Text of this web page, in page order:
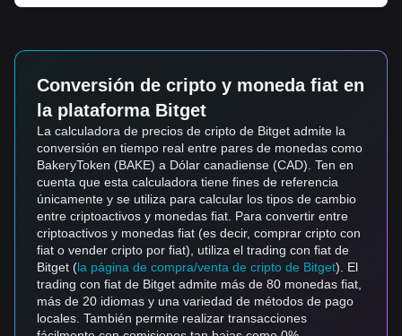
Conversión de cripto y moneda fiat en
la plataforma Bitget
La calculadora de precios de cripto de Bitget admite la
conversión en tiempo real entre pares de monedas como
BakeryToken (BAKE) a Dólar canadiense (CAD). Ten en
cuenta que esta calculadora tiene fines de referencia
únicamente y se utiliza para calcular los tipos de cambio
entre criptoactivos y monedas fiat. Para convertir entre
criptoactivos y monedas fiat (es decir, comprar cripto con
fiat o vender cripto por fiat), utiliza el trading con fiat de
Bitget (la página de compra/venta de cripto de Bitget). El
trading con fiat de Bitget admite más de 80 monedas fiat,
más de 20 idiomas y una variedad de métodos de pago
locales. También permite realizar transacciones